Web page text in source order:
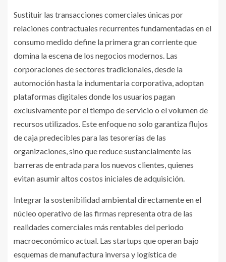
Sustituir las transacciones comerciales únicas por
relaciones contractuales recurrentes fundamentadas en el
consumo medido define la primera gran corriente que
domina la escena de los negocios modernos. Las
corporaciones de sectores tradicionales, desde la
automoción hasta la indumentaria corporativa, adoptan
plataformas digitales donde los usuarios pagan
exclusivamente por el tiempo de servicio o el volumen de
recursos utilizados. Este enfoque no solo garantiza flujos
de caja predecibles para las tesorerías de las
organizaciones, sino que reduce sustancialmente las
barreras de entrada para los nuevos clientes, quienes
evitan asumir altos costos iniciales de adquisición.
Integrar la sostenibilidad ambiental directamente en el
núcleo operativo de las firmas representa otra de las
realidades comerciales más rentables del periodo
macroeconómico actual. Las startups que operan bajo
esquemas de manufactura inversa y logística de